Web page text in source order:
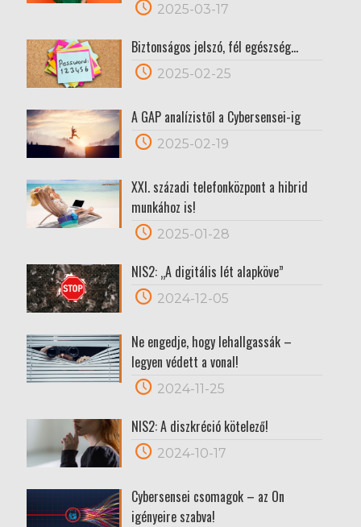
2025-03-17
Biztonságos jelszó, fél egészség…
2025-02-25
A GAP analízistől a Cybersensei-ig
2025-02-19
XXI. századi telefonközpont a hibrid
munkához is!
2025-01-28
NIS2: „A digitális lét alapköve”
2024-12-05
Ne engedje, hogy lehallgassák –
legyen védett a vonal!
2024-11-25
NIS2: A diszkréció kötelező!
2024-10-17
Cybersensei csomagok – az Ön
igényeire szabva!